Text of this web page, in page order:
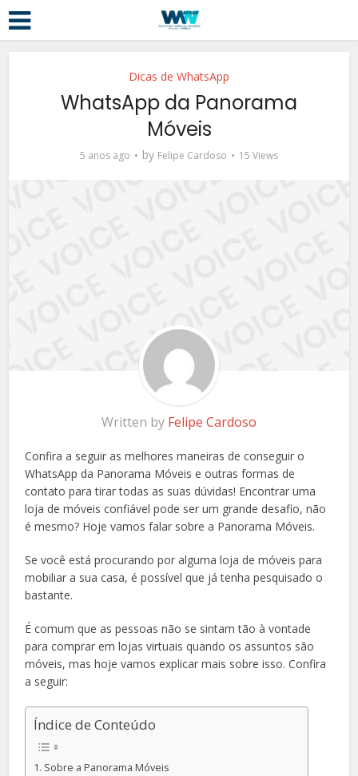
Dicas de WhatsApp
WhatsApp da Panorama
Móveis
5 anos ago by Felipe Cardoso 15 Views
Written by Felipe Cardoso
Confira a seguir as melhores maneiras de conseguir o
WhatsApp da Panorama Móveis e outras formas de
contato para tirar todas as suas dúvidas! Encontrar uma
loja de móveis confiável pode ser um grande desafio, não
é mesmo? Hoje vamos falar sobre a Panorama Móveis.
Se você está procurando por alguma loja de móveis para
mobiliar a sua casa, é possível que já tenha pesquisado o
bastante.
É comum que as pessoas não se sintam tão à vontade
para comprar em lojas virtuais quando os assuntos são
móveis, mas hoje vamos explicar mais sobre isso. Confira
a seguir:
Índice de Conteúdo
Sobre a Panorama Móveis